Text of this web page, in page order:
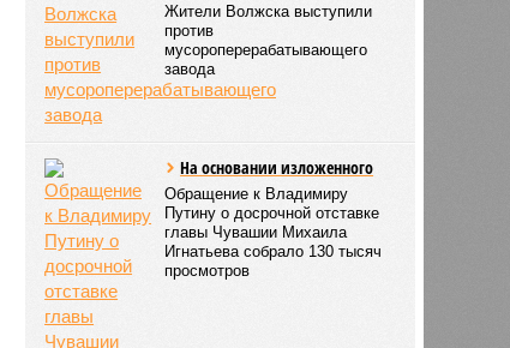
Жители Волжска выступили
против
мусороперерабатывающего
завода
На основании изложенного
Обращение к Владимиру
Путину о досрочной отставке
главы Чувашии Михаила
Игнатьева собрало 130 тысяч
просмотров